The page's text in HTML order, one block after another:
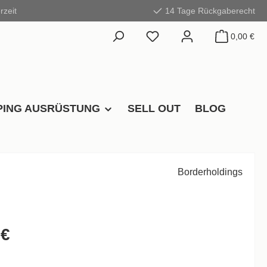
14 Tage Rückgaberecht
0,00 €
AUSRÜSTUNG SELL OUT BLOG
Borderholdings